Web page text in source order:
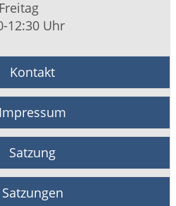
Freitag
12:30 Uhr
Kontakt
Impressum
Satzung
Satzungen